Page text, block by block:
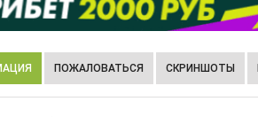
ПОЖАЛОВАТЬСЯ СКРИНШОТЫ